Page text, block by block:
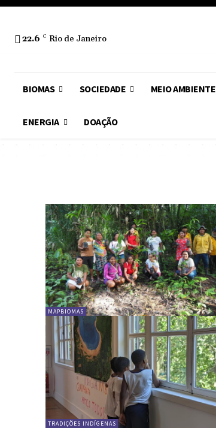
22.6 C Rio de Janeiro
BIOMAS SOCIEDADE MEIO AMBIENTE
ENERGIA DOAÇÃO
MAPBIOMAS
TRADIÇÕES INDÍGENAS